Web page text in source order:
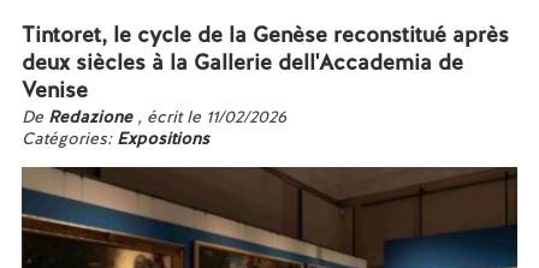
Tintoret, le cycle de la Genèse reconstitué après
deux siècles à la Gallerie dell'Accademia de
Venise
De Redazione , écrit le 11/02/2026
Catégories: Expositions